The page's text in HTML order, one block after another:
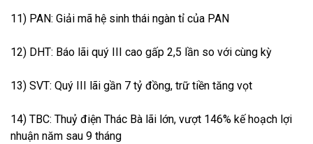
11) PAN: Giải mã hệ sinh thái ngàn tỉ của PAN
12) DHT: Báo lãi quý III cao gấp 2,5 lần so với cùng kỳ
13) SVT: Quý III lãi gần 7 tỷ đồng, trữ tiền tăng vọt
14) TBC: Thuỷ điện Thác Bà lãi lớn, vượt 146% kế hoạch lợi
nhuận năm sau 9 tháng